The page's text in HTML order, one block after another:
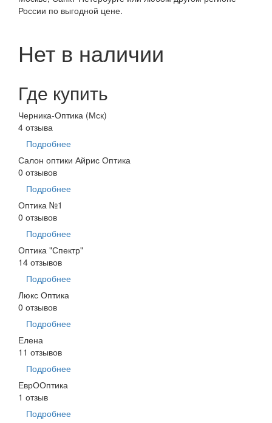
России по выгодной цене.
Нет в наличии
Где купить
Черника-Оптика (Мск)
4 отзыва
Подробнее
Салон оптики Айрис Оптика
0 отзывов
Подробнее
Оптика №1
0 отзывов
Подробнее
Оптика "Спектр"
14 отзывов
Подробнее
Люкс Оптика
0 отзывов
Подробнее
Елена
11 отзывов
Подробнее
ЕврООптика
1 отзыв
Подробнее